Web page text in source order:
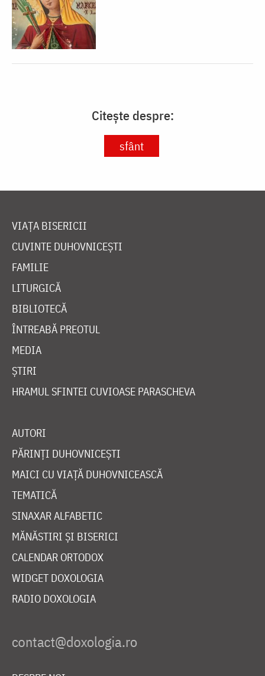
Citește despre:
sfânt
VIAȚA BISERICII
CUVINTE DUHOVNICEȘTI
FAMILIE
LITURGICĂ
BIBLIOTECĂ
ÎNTREABĂ PREOTUL
MEDIA
ȘTIRI
HRAMUL SFINTEI CUVIOASE PARASCHEVA
AUTORI
PĂRINȚI DUHOVNICEȘTI
MAICI CU VIAȚĂ DUHOVNICEASCĂ
TEMATICĂ
SINAXAR ALFABETIC
MĂNĂSTIRI ȘI BISERICI
CALENDAR ORTODOX
WIDGET DOXOLOGIA
RADIO DOXOLOGIA